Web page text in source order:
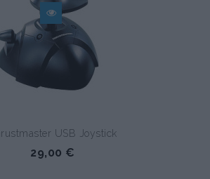
USB Joystick
29,00 €